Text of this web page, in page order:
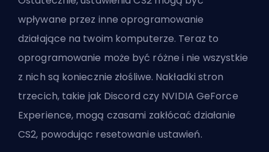
wpływane przez inne oprogramowanie
działające na twoim komputerze. Teraz to
oprogramowanie może być różne i nie wszystkie
z nich są koniecznie złośliwe. Nakładki stron
trzecich, takie jak Discord czy NVIDIA GeForce
Experience, mogą czasami zakłócać działanie
CS2, powodując resetowanie ustawień.